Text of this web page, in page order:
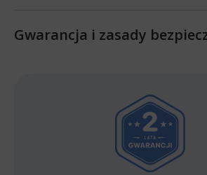
Gwarancja i zasady